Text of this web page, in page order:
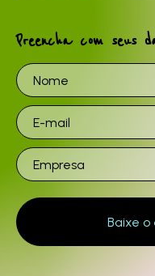
Preencha com seus